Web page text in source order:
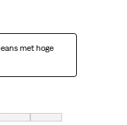
met hoge
en 7 gelijk is aan erg groot